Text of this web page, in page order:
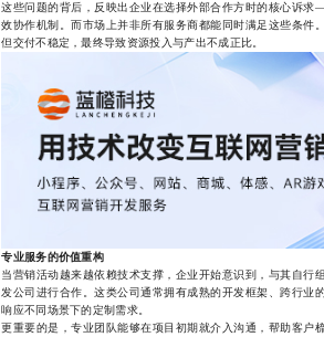
这些问题的背后，反映出企业在选择外部合作方时的核心诉
效协作机制。而市场上并非所有服务商都能同时满足这些条件
但交付不稳定，最终导致资源投入与产出不成正比。
专业服务的价值重构
当营销活动越来越依赖技术支撑，企业开始意识到，与其自行
发公司进行合作。这类公司通常拥有成熟的开发框架、跨行业
响应不同场景下的定制需求。
更重要的是，专业团队能够在项目初期就介入沟通，帮助客户